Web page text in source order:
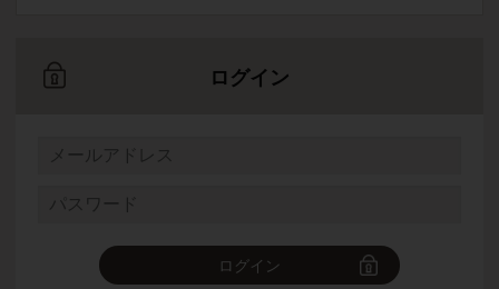
ログイン
ログイン